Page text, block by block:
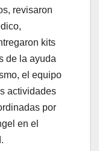
revisaron
kits
de la ayuda
el equipo
actividades
por
en el